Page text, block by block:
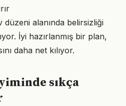
düzeni alanında belirsizliği
İyi hazırlanmış bir plan,
daha net kılıyor.
sıkça